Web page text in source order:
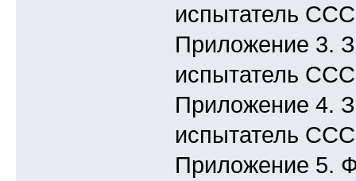
испытатель
Приложение 3.
испытатель
Приложение 4.
испытатель
Приложение 5.